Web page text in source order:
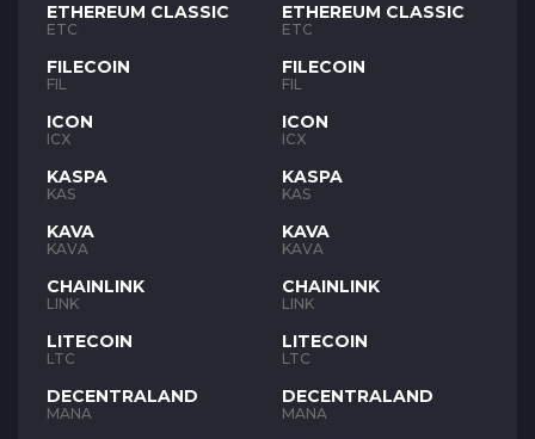
ETHEREUM CLASSIC
ETC
FILECOIN
FIL
ICON
ICX
KASPA
KAS
KAVA
KAVA
CHAINLINK
LINK
LITECOIN
LTC
DECENTRALAND
MANA
ETHEREUM CLASSIC
ETC
FILECOIN
FIL
ICON
ICX
KASPA
KAS
KAVA
KAVA
CHAINLINK
LINK
LITECOIN
LTC
DECENTRALAND
MANA